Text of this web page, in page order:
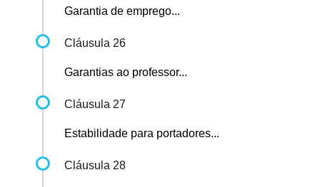
Garantia de emprego...
Cláusula 26
Garantias ao professor...
Cláusula 27
Estabilidade para portadores...
Cláusula 28